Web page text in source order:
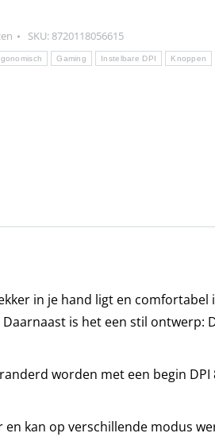
SKU:8720118056615
Gaming Instelbare DPI Knoppen
in je hand ligt en comfortabel
is het een stil ontwerp:
worden met een begin DPI
kan op verschillende modus